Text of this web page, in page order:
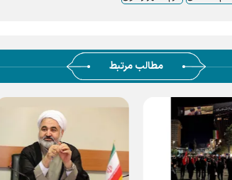
مطالب مرتبط